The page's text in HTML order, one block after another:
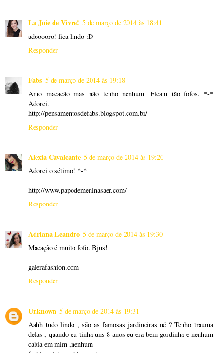
La Joie de Vivre! 5 de março de 2014 às 18:41
adooooro! fica lindo :D
Responder
Fabs 5 de março de 2014 às 19:18
Amo macacão mas não tenho nenhum. Ficam tão fofos. *-*
Adorei.
http://pensamentosdefabs.blogspot.com.br/
Responder
Alexia Cavalcante 5 de março de 2014 às 19:20
Adorei o sétimo! *-*
http://www.papodemeninasaer.com/
Responder
Adriana Leandro 5 de março de 2014 às 19:30
Macação é muito fofo. Bjus!
galerafashion.com
Responder
Unknown 5 de março de 2014 às 19:31
Aahh tudo lindo , são as famosas jardineiras né ? Tenho trauma
delas , quando eu tinha uns 8 anos eu era bem gordinha e nenhum
cabia em mim ,nenhum